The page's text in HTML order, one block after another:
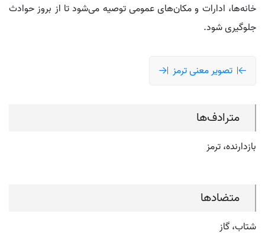
خانه‌ها، ادارات و مکان‌های عمومی توصیه می‌شود تا از بروز حوادث
جلوگیری شود.
تصویر معنی ترمز
مترادف‌ها
بازدارنده، ترمز
متضادها
شتاب، گاز